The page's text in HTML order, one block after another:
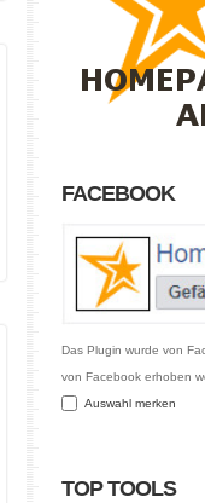
FACEBOOK
Das Plugin wurde von
von Facebook erhoben
Auswahl merken
TOP TOOLS